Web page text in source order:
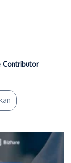
Contributor